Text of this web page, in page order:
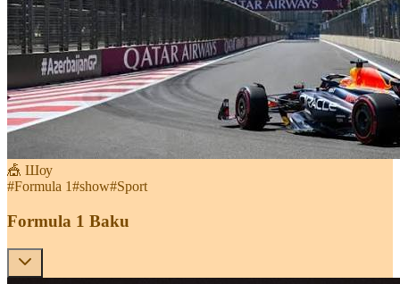
🎪 Шоу
#Formula 1#show#Sport
Formula 1 Baku